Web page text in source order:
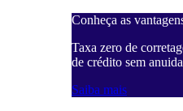
Conheça as
Taxa zero de
de crédito sem
Saiba mais